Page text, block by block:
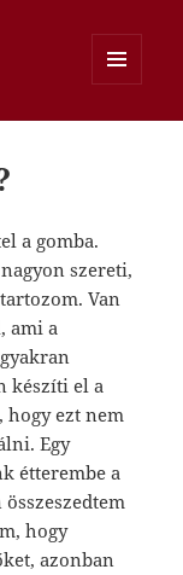
a gomba.
szereti,
Van
ami a
készíti el a
hogy ezt nem
Egy
étterembe a
hogy
azonban